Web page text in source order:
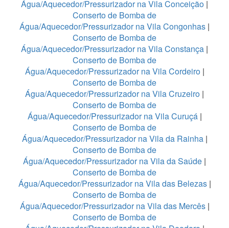
Água/Aquecedor/Pressurizador na Vila Conceição |
Conserto de Bomba de
Água/Aquecedor/Pressurizador na Vila Congonhas |
Conserto de Bomba de
Água/Aquecedor/Pressurizador na Vila Constança |
Conserto de Bomba de
Água/Aquecedor/Pressurizador na Vila Cordeiro|
Conserto de Bomba de
Água/Aquecedor/Pressurizador na Vila Cruzeiro |
Conserto de Bomba de
Água/Aquecedor/Pressurizador na Vila Curuçá |
Conserto de Bomba de
Água/Aquecedor/Pressurizador na Vila da Rainha |
Conserto de Bomba de
Água/Aquecedor/Pressurizador na Vila da Saúde |
Conserto de Bomba de
Água/Aquecedor/Pressurizador na Vila das Belezas|
Conserto de Bomba de
Água/Aquecedor/Pressurizador na Vila das Mercês|
Conserto de Bomba de